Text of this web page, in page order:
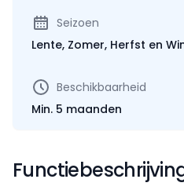
Seizoen
Lente, Zomer, Herfst en
Beschikbaarheid
Min. 5 maanden